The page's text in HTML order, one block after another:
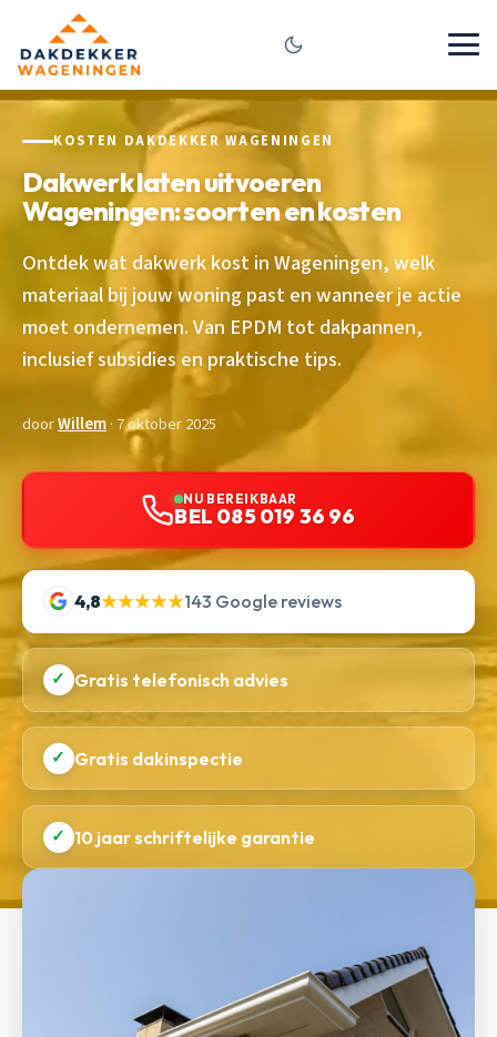
KOSTEN DAKDEKKER WAGENINGEN
Dakwerk laten uitvoeren
Wageningen: soorten en kosten
Ontdek wat dakwerk kost in Wageningen, welk
materiaal bij jouw woning past en wanneer je actie
moet ondernemen. Van EPDM tot dakpannen,
inclusief subsidies en praktische tips.
doorWillem· 7 oktober 2025
NU BEREIKBAAR
BEL 085 019 36 96
4,8★★★★★143 Google reviews
✓ Gratis telefonisch advies
✓ Gratis dakinspectie
✓ 10 jaar schriftelijke garantie